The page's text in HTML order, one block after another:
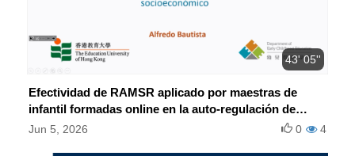
43' 05''
Efectividad de RAMSR aplicado por maestras de
infantil formadas online en la auto-regulación de
niños de bajo nivel socioeconómico
Jun 5, 2026 4
0